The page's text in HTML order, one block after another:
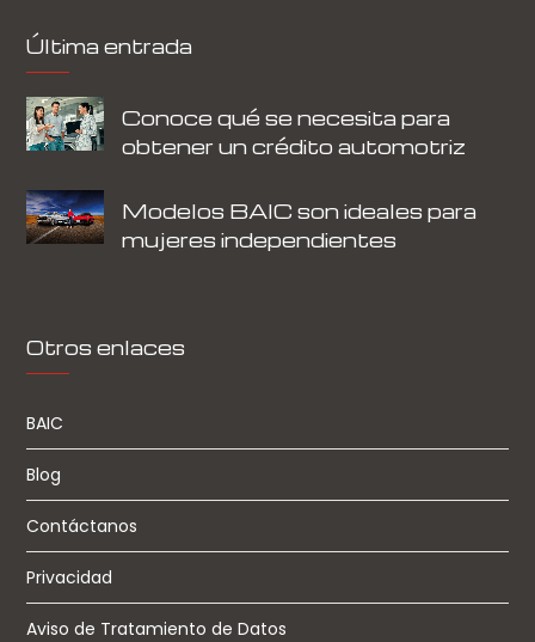
Última entrada
Conoce qué se necesita para
obtener un crédito automotriz
Modelos BAIC son ideales para
mujeres independientes
Otros enlaces
BAIC
Blog
Contáctanos
Privacidad
Aviso de Tratamiento de Datos